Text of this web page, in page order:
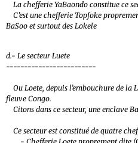
La chefferie YaBaondo constitue ce
C’est une chefferie Topfoke
BaSoo et surtout des Lokele
d.- Le secteur Luete
-------------------------
Ou Loete, depuis l’embouchure de la
fleuve Congo.
Citons dans ce secteur, une enclave
Ce secteur est constitué de quatre